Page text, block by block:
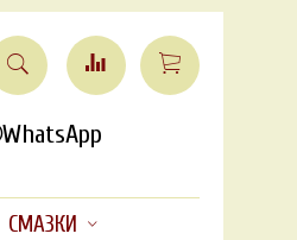
WhatsApp
СМАЗКИ